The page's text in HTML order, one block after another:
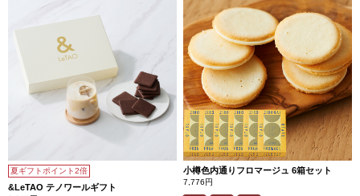
夏ギフトポイント2倍
&LeTAO テノワールギフト
小樽色内通りフロマージュ 6箱セット
7,776円